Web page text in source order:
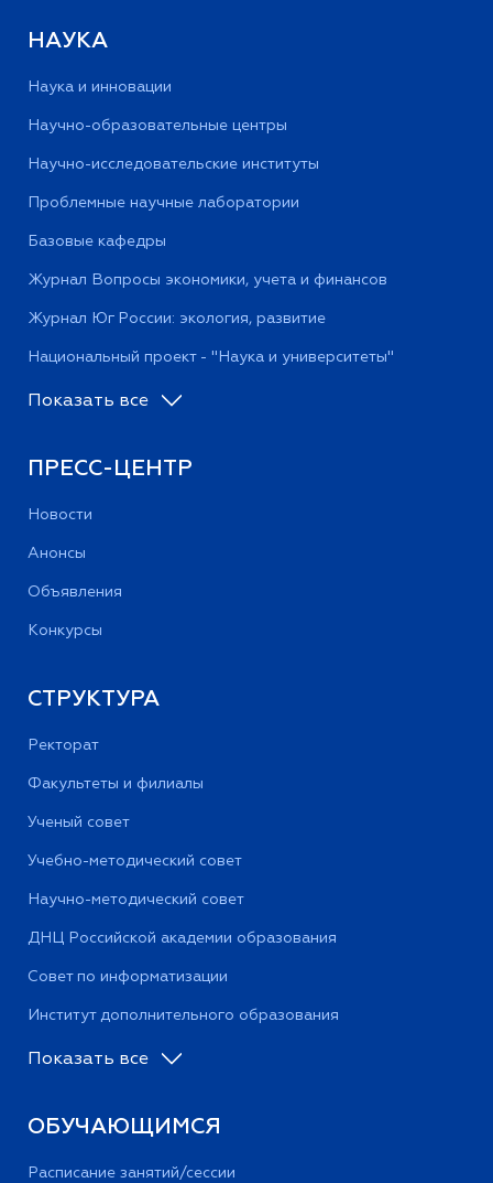
НАУКА
Наука и инновации
Научно-образовательные центры
Научно-исследовательские институты
Проблемные научные лаборатории
Базовые кафедры
Журнал Вопросы экономики, учета и финансов
Журнал Юг России: экология, развитие
Национальный проект - "Наука и университеты"
Показать все
ПРЕСС-ЦЕНТР
Новости
Анонсы
Объявления
Конкурсы
СТРУКТУРА
Ректорат
Факультеты и филиалы
Ученый совет
Учебно-методический совет
Научно-методический совет
ДНЦ Российской академии образования
Совет по информатизации
Институт дополнительного образования
Показать все
ОБУЧАЮЩИМСЯ
Расписание занятий/сессии